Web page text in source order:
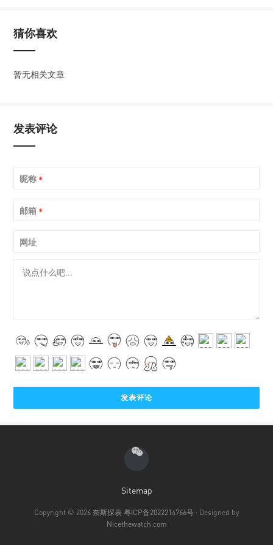
猜你喜欢
暂无相关文章
发表评论
昵称 *
邮箱 *
网址
Sitemap
Copyright © 2026 奈斯探表 粤ICP备2022214766号 · Designed by
Nicethewatch.com